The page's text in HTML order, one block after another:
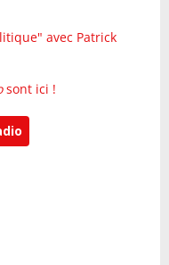
avec Patrick
sont ici !